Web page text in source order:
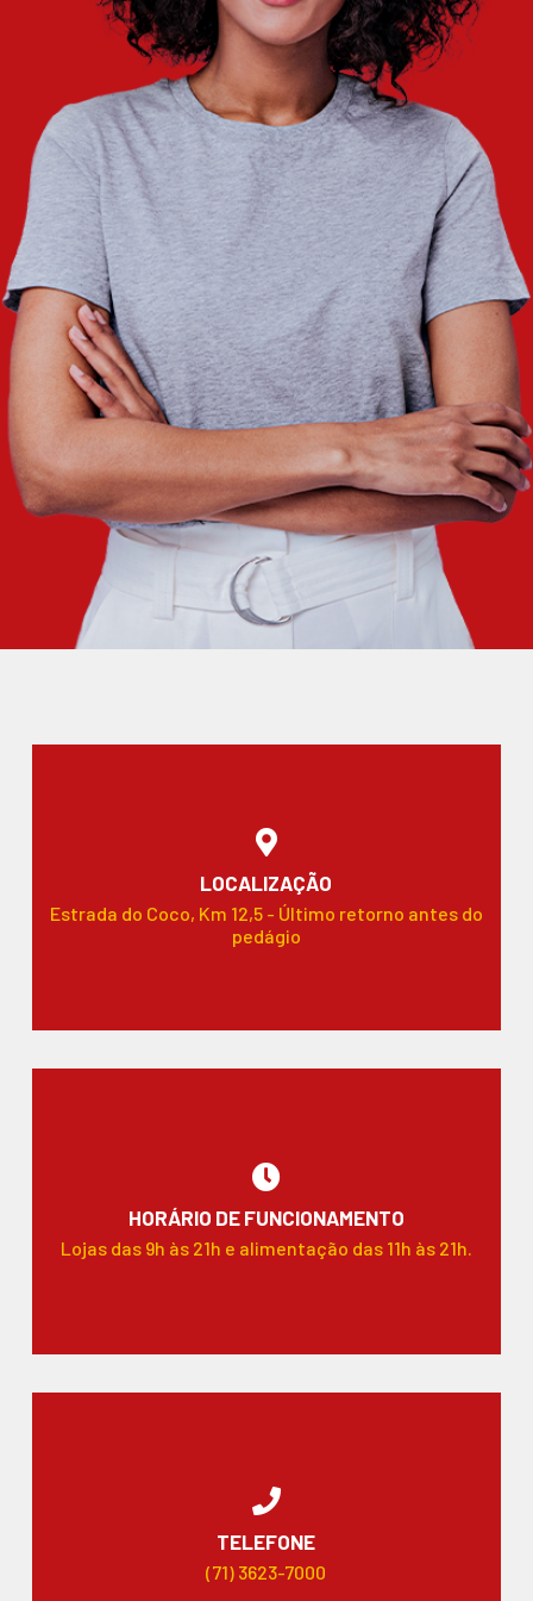
LOCALIZAÇÃO
Estrada do Coco, Km 12,5 - Último retorno antes do
pedágio
HORÁRIO DE FUNCIONAMENTO
Lojas das 9h às 21h e alimentação das 11h às 21h.
TELEFONE
(71) 3623-7000